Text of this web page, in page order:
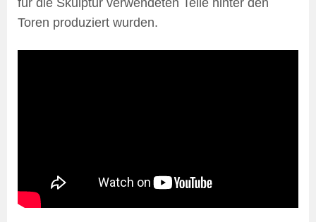
für die Skulptur verwendeten Teile hinter den
Toren produziert wurden.